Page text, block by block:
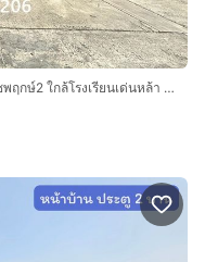
บ้านเดี่ยว 2 ชั้น 56.8 ตร.ว. หมู่บ้านเซนโทรราชพฤกษ์2 ใกล้โรงเรียนเด่นหล้า พระราม5 ซอยผู้ใหญ่ประเสริฐ ถนนบางกรวย-ไทรน้อย ถนนชัยพฤกษ์